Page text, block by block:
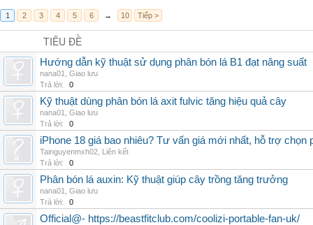
1 2 3 4 5 6 → 10 Tiếp >
TIÊU ĐỀ
Hướng dẫn kỹ thuật sử dụng phân bón lá B1 đạt năng suất
nana01
Giao lưu
Trả lời:
0
Kỹ thuật dùng phân bón lá axit fulvic tăng hiệu quả cây
nana01
Giao lưu
Trả lời:
0
iPhone 18 giá bao nhiêu? Tư vấn giá mới nhất, hỗ trợ chọn
Tainguyenmxh02 Liên kết
Trả lời:
0
Phân bón lá auxin: Kỹ thuật giúp cây trồng tăng trưởng
nana01
Giao lưu
Trả lời:
0
Official@- https://beastfitclub.com/coolizi-portable-fan-uk/